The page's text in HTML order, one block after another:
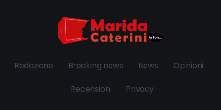
Redazione Breaking news News Opinioni
Recensioni Privacy